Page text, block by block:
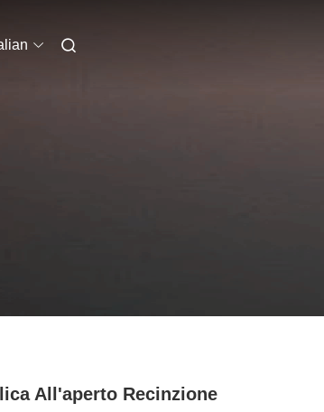
All'aperto Recinzione